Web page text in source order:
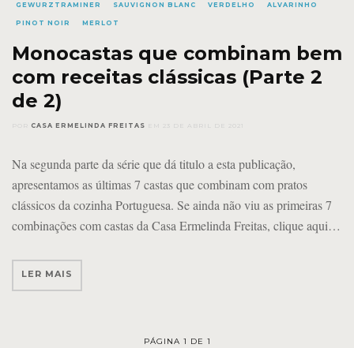
GEWURZTRAMINER SAUVIGNON BLANC VERDELHO ALVARINHO
PINOT NOIR MERLOT
Monocastas que combinam bem
com receitas clássicas (Parte 2
de 2)
POR CASA ERMELINDA FREITAS 23 DE ABRIL DE 2021
Na segunda parte da série que dá titulo a esta publicação,
apresentamos as últimas 7 castas que combinam com pratos
clássicos da cozinha Portuguesa. Se ainda não viu as primeiras 7
combinações com castas da Casa Ermelinda Freitas, clique aqui
LER MAIS
PÁGINA 1 DE 1